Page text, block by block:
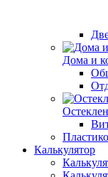
Дома и
Калькулятор